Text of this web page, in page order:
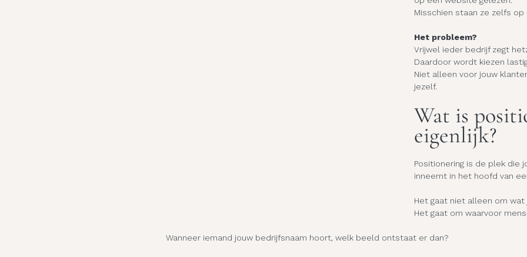
Misschien staan ze zelfs op
Het probleem?
Vrijwel ieder bedrijf zegt
Daardoor wordt kiezen
Niet alleen voor jouw
jezelf.
Wat is
eigenlijk?
Positionering is de plek die
inneemt in het hoofd van
Het gaat niet alleen om wat
Het gaat om waarvoor
Wanneer iemand jouw bedrijfsnaam hoort, welk beeld ontstaat er dan?